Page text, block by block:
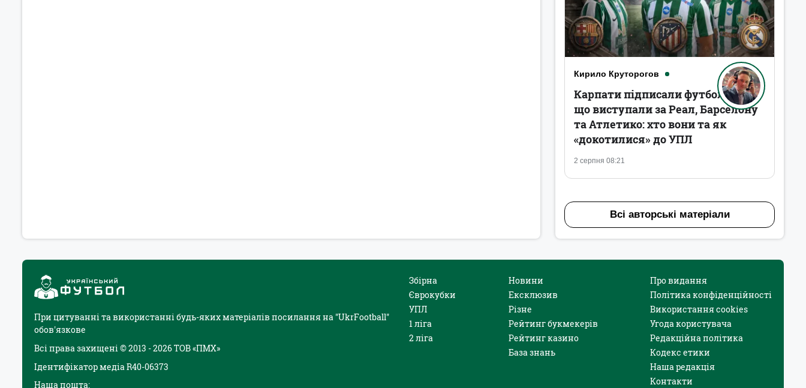
Кирило Круторогов
2 серпня 08:21
Карпати підписали футболістів,
що виступали за Реал, Барселону
та Атлетико: хто вони та як
«докотилися» до УПЛ
Всі авторські матеріали
При цитуванні та використанні будь-яких матеріалів посилання на "UkrFootball"
обов'язкове
Всі права захищені © 2013 - 2026 ТОВ «ПМХ»
Ідентифікатор медіа R40-06373
Наша пошта:
Збірна
Єврокубки
УПЛ
1 ліга
2 ліга
Новини
Ексклюзив
Різне
Рейтинг букмекерів
Рейтинг казино
База знань
Про видання
Політика конфіденційності
Використання cookies
Угода користувача
Редакційна політика
Кодекс етики
Наша редакція
Контакти